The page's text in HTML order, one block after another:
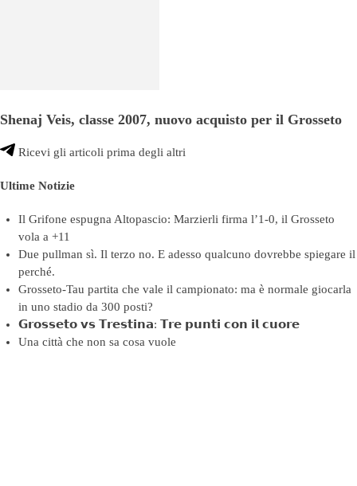
Shenaj Veis, classe 2007, nuovo acquisto per il Grosseto
Ricevi gli articoli prima degli altri
Ultime Notizie
Il Grifone espugna Altopascio: Marzierli firma l’1-0, il Grosseto
vola a +11
Due pullman sì. Il terzo no. E adesso qualcuno dovrebbe spiegare il
perché.
Grosseto-Tau partita che vale il campionato: ma è normale giocarla
in uno stadio da 300 posti?
𝗚𝗿𝗼𝘀𝘀𝗲𝘁𝗼 𝘃𝘀 𝗧𝗿𝗲𝘀𝘁𝗶𝗻𝗮: 𝗧𝗿𝗲 𝗽𝘂𝗻𝘁𝗶 𝗰𝗼𝗻 𝗶𝗹 𝗰𝘂𝗼𝗿𝗲
Una città che non sa cosa vuole